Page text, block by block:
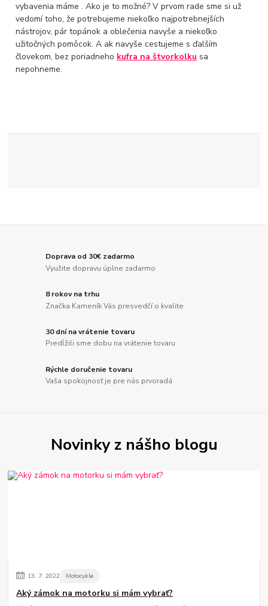
vybavenia máme . Ako je to možné? V prvom rade sme si už
vedomí toho, že potrebujeme niekoľko najpotrebnejších
nástrojov, pár topánok a oblečenia navyše a niekoľko
užitočných pomôcok. A ak navyše cestujeme s ďalším
človekom, bez poriadneho kufra na štvorkolku sa
nepohneme.
Doprava od 30€ zadarmo
Využite dopravu úplne zadarmo
8 rokov na trhu
Značka Kameník Vás presvedčí o kvalite
30 dní na vrátenie tovaru
Predĺžili sme dobu na vrátenie tovaru
Rýchle doručenie tovaru
Vaša spokojnosť je pre nás prvoradá
Novinky z nášho blogu
13. 7. 2022 Motocykle
Aký zámok na motorku si mám vybrať?